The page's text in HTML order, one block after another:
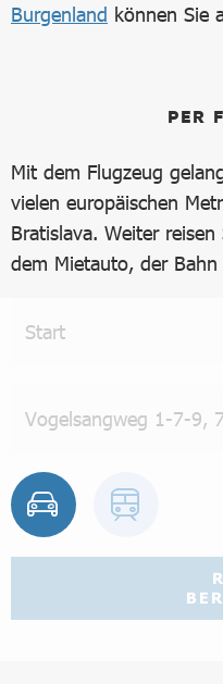
Burgenland können Sie
PER
Mit dem Flugzeug
vielen europäischen
Bratislava. Weiter
dem Mietauto, der